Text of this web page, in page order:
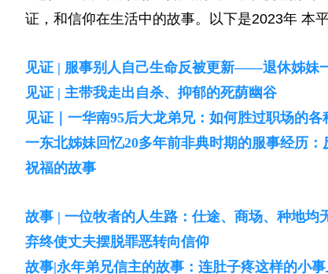
证，和信仰在生活中的故事。以下是2023年 本
见证 | 服事别人自己生命反被更新——退休姊妹
见证 | 主带我走出自杀、抑郁的死荫幽谷
见证｜一华南95后大龙弟兄：如何胜过职场的各
一东北姊妹回忆20多年前非典时期的服事经历
祝福的故事
故事 | 一位牧者的人生路：仕途、商场、种地均
弃终使丈夫摆脱罪恶转向信仰
故事|永年弟兄信主的故事：连肚子疼这样的小